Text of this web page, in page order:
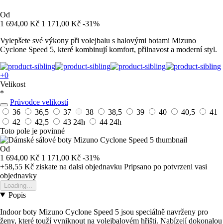
Od
1 694,00 Kč 1 171,00 Kč -31%
Vylepšete své výkony při volejbalu s halovými botami Mizuno
Cyclone Speed 5, které kombinují komfort, přilnavost a moderní styl.
+0
Velikost
*
Průvodce velikostí
36
36,5 37 38 38,5 39 40 40,5
41
42
42,5 43 24h 44 24h
Toto pole je povinné
Od
1 694,00 Kč 1 171,00 Kč -31%
+58,55 Kč ziskate na dalsi objednavku Pripsano po potvrzeni vasi
objednavky
Loading...
Popis
Indoor boty Mizuno Cyclone Speed 5 jsou speciálně navrženy pro
ženy, které touží vyniknout na volejbalovém hřišti. Nabízejí dokonalou